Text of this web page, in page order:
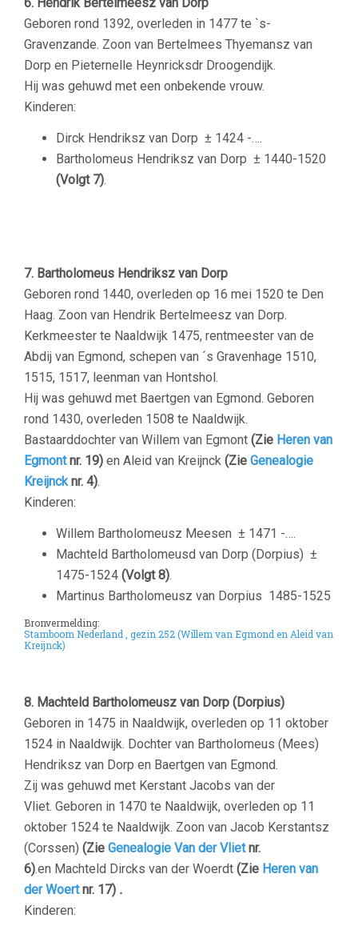
Geboren rond 1392, overleden in 1477 te `s-
Gravenzande. Zoon van Bertelmees Thyemansz van
Dorp en Pieternelle Heynricksdr Droogendijk.
Hij was gehuwd met een onbekende vrouw.
Kinderen:
Dirck Hendriksz van Dorp ± 1424 -….
Bartholomeus Hendriksz van Dorp ± 1440-1520
(Volgt 7).
7. Bartholomeus Hendriksz van Dorp
Geboren rond 1440, overleden op 16 mei 1520 te Den
Haag. Zoon van Hendrik Bertelmeesz van Dorp.
Kerkmeester te Naaldwijk 1475, rentmeester van de
Abdij van Egmond, schepen van ´s Gravenhage 1510,
1515, 1517, leenman van Hontshol.
Hij was gehuwd met Baertgen van Egmond. Geboren
rond 1430, overleden 1508 te Naaldwijk.
Bastaarddochter van Willem van Egmont (Zie Heren van
Egmontnr. 19) en Aleid van Kreijnck (Zie Genealogie
Kreijncknr. 4).
Kinderen:
Willem Bartholomeusz Meesen ± 1471 -….
Machteld Bartholomeusd van Dorp (Dorpius) ±
1475-1524 (Volgt 8).
Martinus Bartholomeusz van Dorpius 1485-1525
Bronvermelding:
Stamboom Nederland , gezin 252 (Willem van Egmond en Aleid van
Kreijnck)
8. Machteld Bartholomeusz van Dorp (Dorpius)
Geboren in 1475 in Naaldwijk, overleden op 11 oktober
1524 in Naaldwijk. Dochter van Bartholomeus (Mees)
Hendriksz van Dorp en Baertgen van Egmond.
Zij was gehuwd met Kerstant Jacobs van der
Vliet. Geboren in 1470 te Naaldwijk, overleden op 11
oktober 1524 te Naaldwijk. Zoon van Jacob Kerstantsz
(Corssen) (Zie Genealogie Van der Vlietnr.
6).en Machteld Dircks van der Woerdt (Zie Heren van
der Woertnr. 17) .
Kinderen: